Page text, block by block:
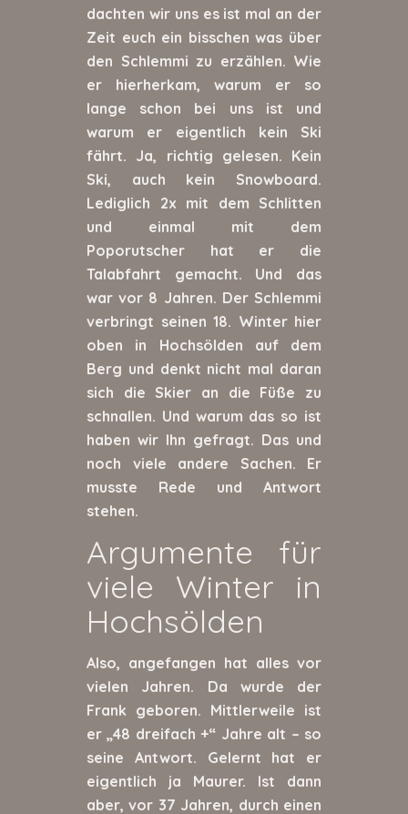
dachten wir uns es ist mal an der
Zeit euch ein bisschen was über
den Schlemmi zu erzählen. Wie
er hierherkam, warum er so
lange schon bei uns ist und
warum er eigentlich kein Ski
fährt. Ja, richtig gelesen. Kein
Ski, auch kein Snowboard.
Lediglich 2x mit dem Schlitten
und einmal mit dem
Poporutscher hat er die
Talabfahrt gemacht. Und das
war vor 8 Jahren. Der Schlemmi
verbringt seinen 18. Winter hier
oben in Hochsölden auf dem
Berg und denkt nicht mal daran
sich die Skier an die Füße zu
schnallen. Und warum das so ist
haben wir Ihn gefragt. Das und
noch viele andere Sachen. Er
musste Rede und Antwort
stehen.
Argumente für
viele Winter in
Hochsölden
Also, angefangen hat alles vor
vielen Jahren. Da wurde der
Frank geboren. Mittlerweile ist
er „48 dreifach +“ Jahre alt – so
seine Antwort. Gelernt hat er
eigentlich ja Maurer. Ist dann
aber, vor 37 Jahren, durch einen